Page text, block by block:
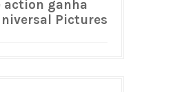
action ganha
Pictures